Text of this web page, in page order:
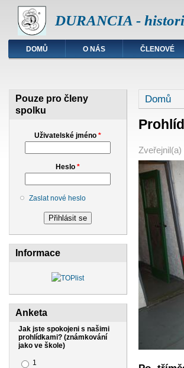
DURANCIA -
DOMŮ O NÁS ČLENOVÉ
Pouze pro členy
spolku
Uživatelské jméno*
Heslo*
Zaslat nové heslo
Informace
Anketa
Jak jste spokojeni s našimi
prohlídkami? (známkování
jako ve škole)
Možnosti výběru
1
Jste zde
Domů
Zveřejnil(a)